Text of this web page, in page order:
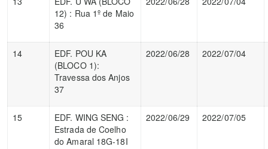
12) : Rua 1º de Maio
36
14
EDF. POU KA
(BLOCO 1):
Travessa dos Anjos
37
2022/06/28 2022/07/04
15
EDF. WING SENG :
Estrada de Coelho
do Amaral 18G-18I
2022/06/29 2022/07/05